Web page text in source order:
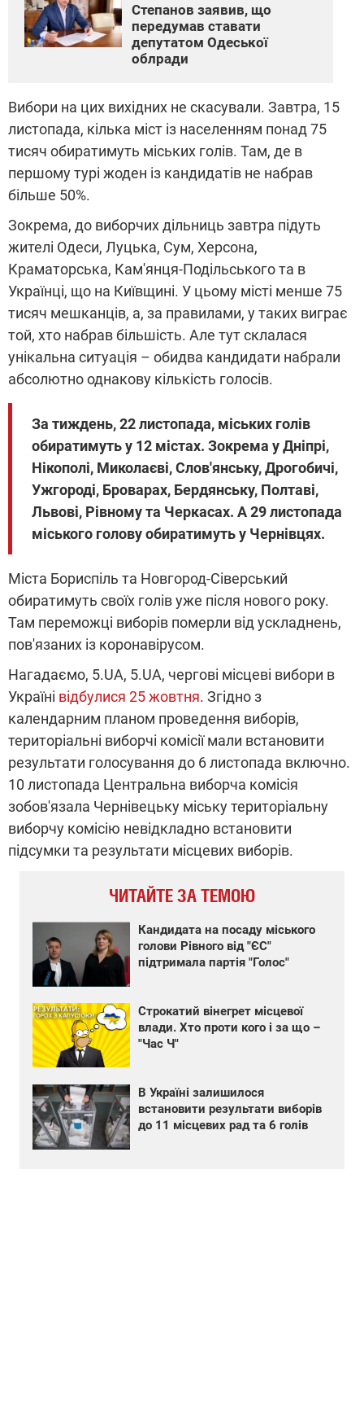
Степанов заявив, що
передумав ставати
депутатом Одеської
облради
Вибори на цих вихідних не скасували. Завтра, 15
листопада, кілька міст із населенням понад 75
тисяч обиратимуть міських голів. Там, де в
першому турі жоден із кандидатів не набрав
більше 50%.
Зокрема, до виборчих дільниць завтра підуть
жителі Одеси, Луцька, Сум, Херсона,
Краматорська, Кам'янця-Подільського та в
Українці, що на Київщині. У цьому місті менше 75
тисяч мешканців, а, за правилами, у таких виграє
той, хто набрав більшість. Але тут склалася
унікальна ситуація – обидва кандидати набрали
абсолютно однакову кількість голосів.
За тиждень, 22 листопада, міських голів
обиратимуть у 12 містах. Зокрема у Дніпрі,
Нікополі, Миколаєві, Слов'янську, Дрогобичі,
Ужгороді, Броварах, Бердянську, Полтаві,
Львові, Рівному та Черкасах. А 29 листопада
міського голову обиратимуть у Чернівцях.
Міста Бориспіль та Новгород-Сіверський
обиратимуть своїх голів уже після нового року.
Там переможці виборів померли від ускладнень,
пов'язаних із коронавірусом.
Нагадаємо, 5.UA, 5.UA, чергові місцеві вибори в
Україні відбулися 25 жовтня. Згідно з
календарним планом проведення виборів,
територіальні виборчі комісії мали встановити
результати голосування до 6 листопада включно.
10 листопада Центральна виборча комісія
зобов'язала Чернівецьку міську територіальну
виборчу комісію невідкладно встановити
підсумки та результати місцевих виборів.
ЧИТАЙТЕ ЗА ТЕМОЮ
Кандидата на посаду міського
голови Рівного від "ЄС"
підтримала партія "Голос"
Строкатий вінегрет місцевої
влади. Хто проти кого і за що –
"Час Ч"
В Україні залишилося
встановити результати виборів
до 11 місцевих рад та 6 голів